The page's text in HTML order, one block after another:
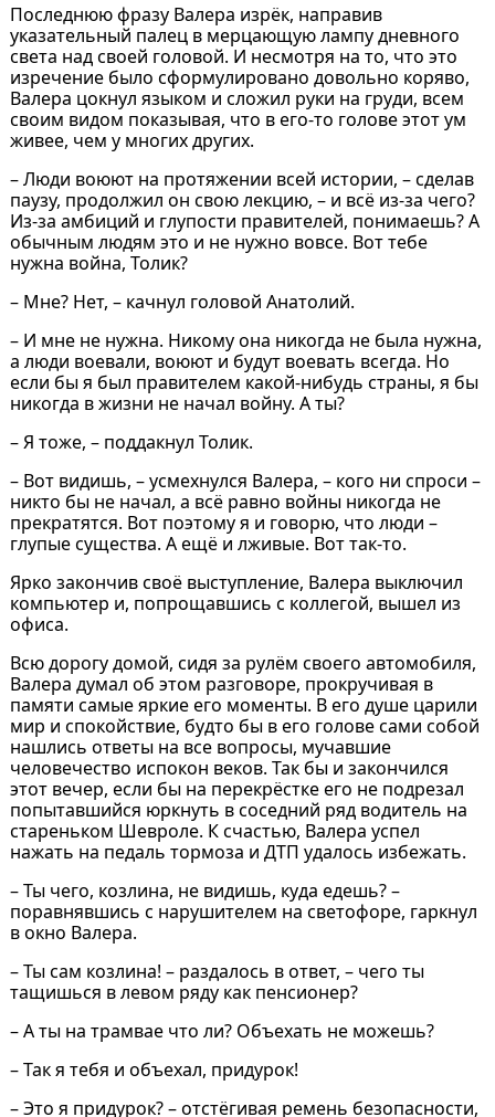
Последнюю фразу Валера изрёк, направив
указательный палец в мерцающую лампу дневного
света над своей головой. И несмотря на то, что это
изречение было сформулировано довольно коряво,
Валера цокнул языком и сложил руки на груди, всем
своим видом показывая, что в его-то голове этот ум
живее, чем у многих других.
– Люди воюют на протяжении всей истории, – сделав
паузу, продолжил он свою лекцию, – и всё из-за чего?
Из-за амбиций и глупости правителей, понимаешь? А
обычным людям это и не нужно вовсе. Вот тебе
нужна война, Толик?
– Мне? Нет, – качнул головой Анатолий.
– И мне не нужна. Никому она никогда не была нужна,
а люди воевали, воюют и будут воевать всегда. Но
если бы я был правителем какой-нибудь страны, я бы
никогда в жизни не начал войну. А ты?
– Я тоже, – поддакнул Толик.
– Вот видишь, – усмехнулся Валера, – кого ни спроси –
никто бы не начал, а всё равно войны никогда не
прекратятся. Вот поэтому я и говорю, что люди –
глупые существа. А ещё и лживые. Вот так-то.
Ярко закончив своё выступление, Валера выключил
компьютер и, попрощавшись с коллегой, вышел из
офиса.
Всю дорогу домой, сидя за рулём своего автомобиля,
Валера думал об этом разговоре, прокручивая в
памяти самые яркие его моменты. В его душе царили
мир и спокойствие, будто бы в его голове сами собой
нашлись ответы на все вопросы, мучавшие
человечество испокон веков. Так бы и закончился
этот вечер, если бы на перекрёстке его не подрезал
попытавшийся юркнуть в соседний ряд водитель на
стареньком Шевроле. К счастью, Валера успел
нажать на педаль тормоза и ДТП удалось избежать.
– Ты чего, козлина, не видишь, куда едешь? –
поравнявшись с нарушителем на светофоре, гаркнул
в окно Валера.
– Ты сам козлина! – раздалось в ответ, – чего ты
тащишься в левом ряду как пенсионер?
– А ты на трамвае что ли? Объехать не можешь?
– Так я тебя и объехал, придурок!
– Это я придурок? – отстёгивая ремень безопасности,